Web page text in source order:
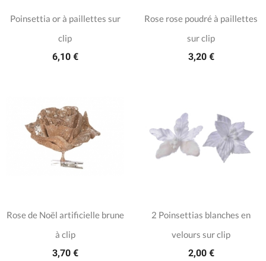
Poinsettia or à paillettes sur
clip
6,10 €
Rose rose poudré à paillettes
sur clip
3,20 €
Rose de Noël artificielle brune
à clip
3,70 €
2 Poinsettias blanches en
velours sur clip
2,00 €